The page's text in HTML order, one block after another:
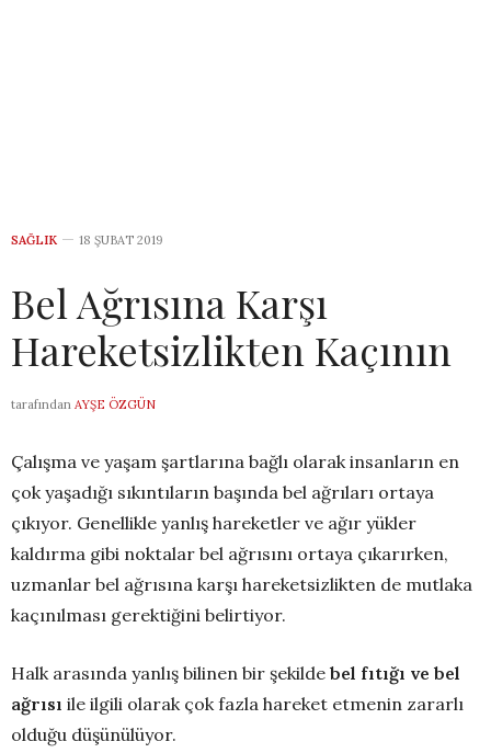
SAĞLIK 18 ŞUBAT 2019
Bel Ağrısına Karşı
Hareketsizlikten Kaçının
tarafından AYŞE ÖZGÜN
Çalışma ve yaşam şartlarına bağlı olarak insanların en
çok yaşadığı sıkıntıların başında bel ağrıları ortaya
çıkıyor. Genellikle yanlış hareketler ve ağır yükler
kaldırma gibi noktalar bel ağrısını ortaya çıkarırken,
uzmanlar bel ağrısına karşı hareketsizlikten de mutlaka
kaçınılması gerektiğini belirtiyor.
Halk arasında yanlış bilinen bir şekilde bel fıtığı ve bel
ağrısı ile ilgili olarak çok fazla hareket etmenin zararlı
olduğu düşünülüyor.